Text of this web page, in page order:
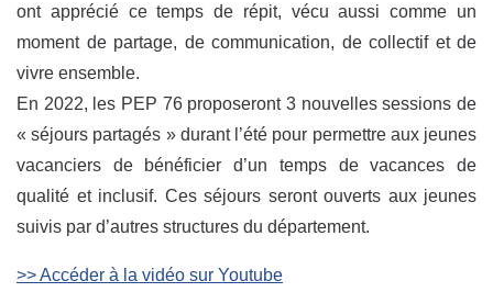
ont apprécié ce temps de répit, vécu aussi comme un
moment de partage, de communication, de collectif et de
vivre ensemble.
En 2022, les PEP 76 proposeront 3 nouvelles sessions de
« séjours partagés » durant l’été pour permettre aux jeunes
vacanciers de bénéficier d’un temps de vacances de
qualité et inclusif. Ces séjours seront ouverts aux jeunes
suivis par d’autres structures du département.
>> Accéder à la vidéo sur Youtube